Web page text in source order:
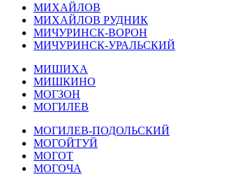
МИХАЙЛОВ
МИХАЙЛОВ РУДНИК
МИЧУРИНСК-ВОРОН
МИЧУРИНСК-УРАЛЬСКИЙ
МИШИХА
МИШКИНО
МОГЗОН
МОГИЛЕВ
МОГИЛЕВ-ПОДОЛЬСКИЙ
МОГОЙТУЙ
МОГОТ
МОГОЧА